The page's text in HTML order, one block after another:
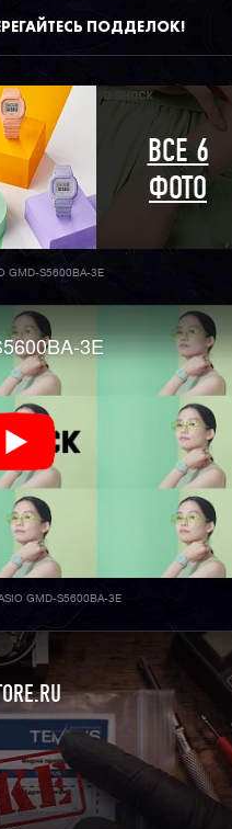
ПОДДЕЛОК!
ВСЕ 6
ФОТО
GMD-S5600BA-3E
3E
GMD-S5600BA-3E